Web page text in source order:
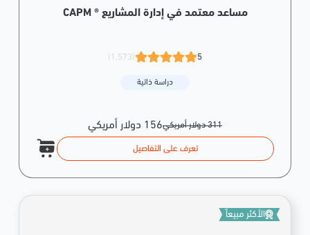
مساعد معتمد في إدارة المشاريع ® CAPM
5
(1,573)
دراسة ذاتية
311 دولار أمريكي 156 دولار أمريكي
تعرف على التفاصيل
الأكثر مبيعاً